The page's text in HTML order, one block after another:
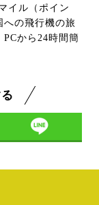
イル（ポイン
への飛行機の旅
から24時間簡